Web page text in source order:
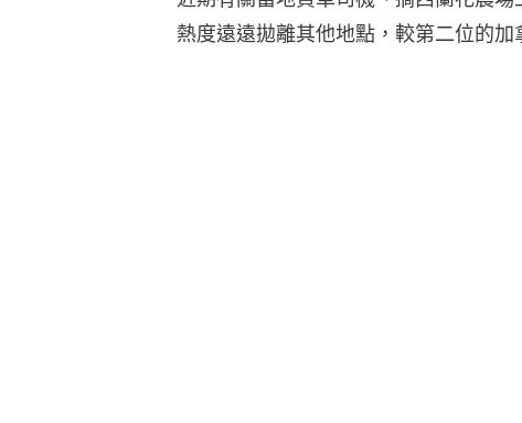
熱度遠遠拋離其他地點，較第二位的加